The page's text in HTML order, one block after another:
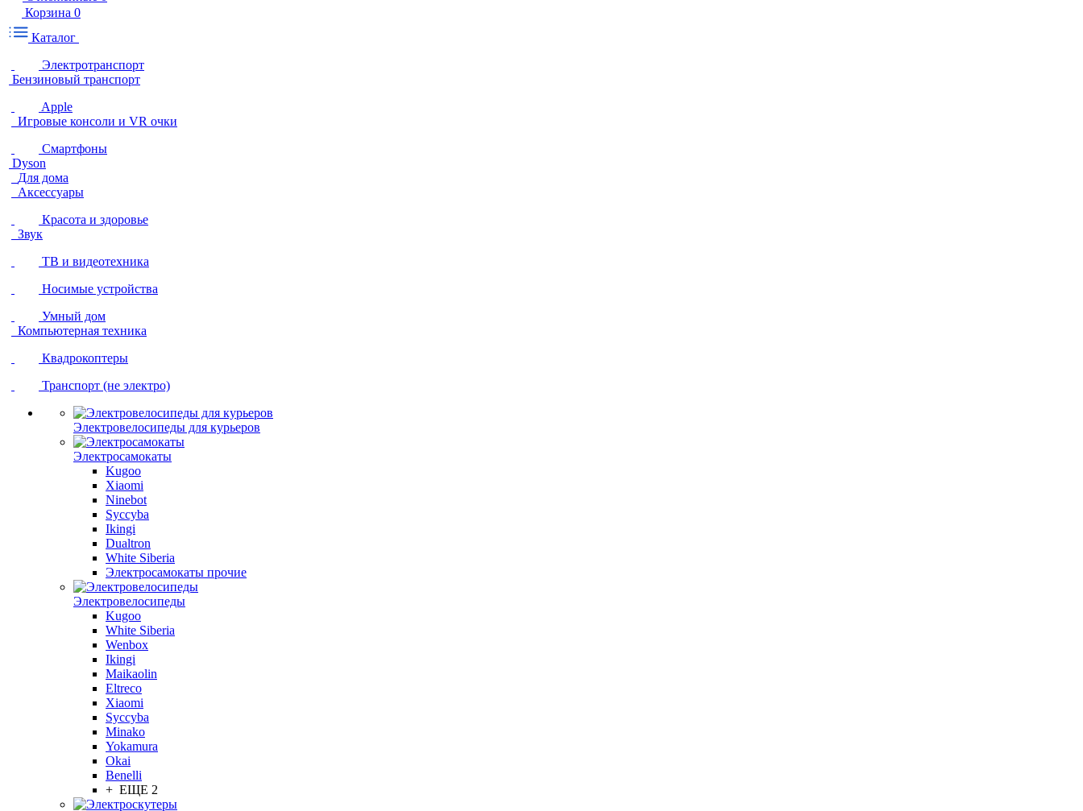
Корзина 0
Каталог
Электротранспорт
Бензиновый транспорт
Apple
Игровые консоли и VR очки
Смартфоны
Dyson
Для дома
Аксессуары
Красота и здоровье
Звук
ТВ и видеотехника
Носимые устройства
Умный дом
Компьютерная техника
Квадрокоптеры
Транспорт (не электро)
Электровелосипеды для курьеров
Электросамокаты
Kugoo
Xiaomi
Ninebot
Syccyba
Ikingi
Dualtron
White Siberia
Электросамокаты прочие
Электровелосипеды
Kugoo
White Siberia
Wenbox
Ikingi
Maikaolin
Eltreco
Xiaomi
Syccyba
Minako
Yokamura
Okai
Benelli
+ ЕЩЕ 2